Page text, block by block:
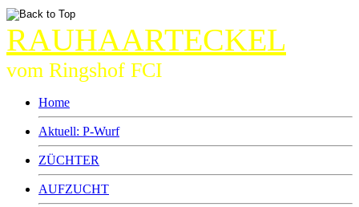
RAUHAARTECKEL
vom Ringshof FCI
Home
Aktuell: P-Wurf
ZÜCHTER
AUFZUCHT